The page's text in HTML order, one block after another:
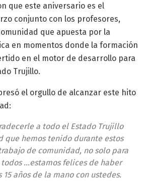
que este aniversario es el
conjunto con los profesores,
que apuesta por la
en momentos donde la formación
en el motor de desarrollo para
Trujillo.
el orgullo de alcanzar este hito
a todo el Estado Trujillo
que hemos tenido durante estos
de comunidad, no solo para
todos …estamos felices de haber
15 años de la mano con ustedes.